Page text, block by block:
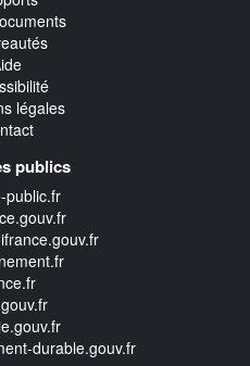
légales
publics
public.fr
durable.gouv.fr